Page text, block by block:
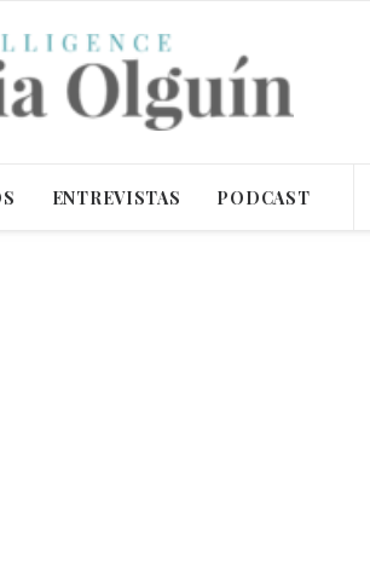
ENTREVISTAS PODCAST